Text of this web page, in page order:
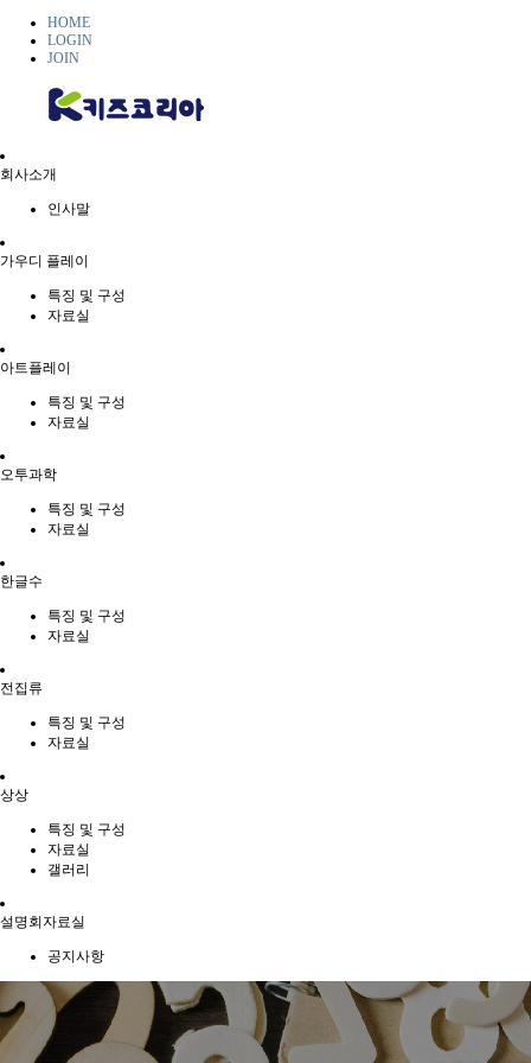
HOME
LOGIN
JOIN
회사소개
인사말
가우디 플레이
특징 및 구성
자료실
아트플레이
특징 및 구성
자료실
오투과학
특징 및 구성
자료실
한글수
특징 및 구성
자료실
전집류
특징 및 구성
자료실
상상
특징 및 구성
자료실
갤러리
설명회자료실
공지사항